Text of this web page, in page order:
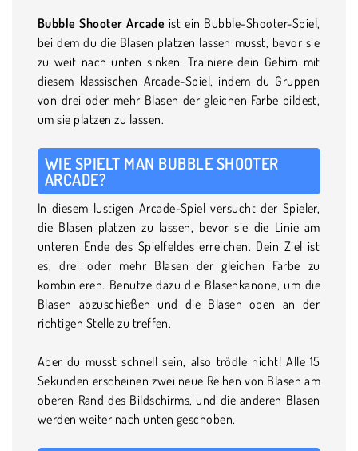
Bubble Shooter Arcade ist ein Bubble-Shooter-Spiel,
bei dem du die Blasen platzen lassen musst, bevor sie
zu weit nach unten sinken. Trainiere dein Gehirn mit
diesem klassischen Arcade-Spiel, indem du Gruppen
von drei oder mehr Blasen der gleichen Farbe bildest,
um sie platzen zu lassen.
WIE SPIELT MAN BUBBLE SHOOTER
ARCADE?
In diesem lustigen Arcade-Spiel versucht der Spieler,
die Blasen platzen zu lassen, bevor sie die Linie am
unteren Ende des Spielfeldes erreichen. Dein Ziel ist
es, drei oder mehr Blasen der gleichen Farbe zu
kombinieren. Benutze dazu die Blasenkanone, um die
Blasen abzuschießen und die Blasen oben an der
richtigen Stelle zu treffen.
Aber du musst schnell sein, also trödle nicht! Alle 15
Sekunden erscheinen zwei neue Reihen von Blasen am
oberen Rand des Bildschirms, und die anderen Blasen
werden weiter nach unten geschoben.